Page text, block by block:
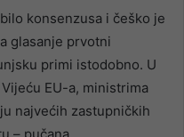
konsenzusa i češko je
glasanje prvotni
primi istodobno. U
EU-a, ministrima
najvećih zastupničkih
– pučana,